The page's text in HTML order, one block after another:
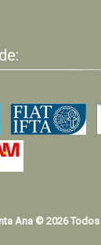
Ana © 2026 Todos